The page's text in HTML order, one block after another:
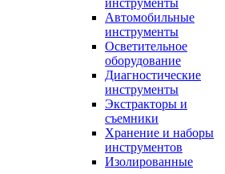
инструменты
Автомобильные
инструменты
Осветительное
оборудование
Диагностические
инструменты
Экстракторы и
съемники
Хранение и наборы
инструментов
Изолированные